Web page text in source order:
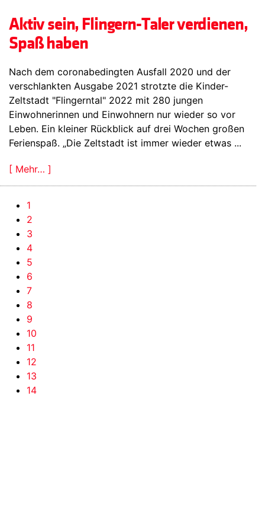
Aktiv sein, Flingern-Taler verdienen,
Spaß haben
Nach dem coronabedingten Ausfall 2020 und der
verschlankten Ausgabe 2021 strotzte die Kinder-
Zeltstadt "Flingerntal" 2022 mit 280 jungen
Einwohnerinnen und Einwohnern nur wieder so vor
Leben. Ein kleiner Rückblick auf drei Wochen großen
Ferienspaß. „Die Zeltstadt ist immer wieder etwas ...
[ Mehr… ]
1
2
3
4
5
6
7
8
9
10
11
12
13
14